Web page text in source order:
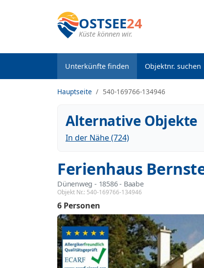
OSTSEE24
Küste können wir.
Unterkünfte finden Objektnr. suchen
Hauptseite 540-169766-134946
Alternative Objekte
In der Nähe (724)
Ferienhaus
Dünenweg - 18586 - Baabe
Objekt Nr.: 540-169766-134946
6 Personen